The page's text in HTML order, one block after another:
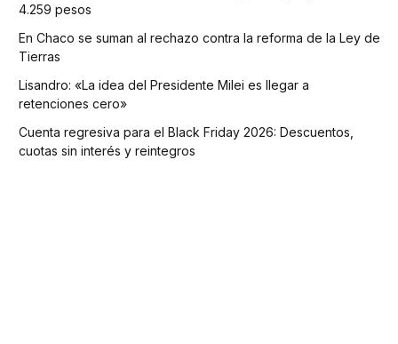
4.259 pesos
En Chaco se suman al rechazo contra la reforma de la Ley de
Tierras
Lisandro: «La idea del Presidente Milei es llegar a
retenciones cero»
Cuenta regresiva para el Black Friday 2026: Descuentos,
cuotas sin interés y reintegros